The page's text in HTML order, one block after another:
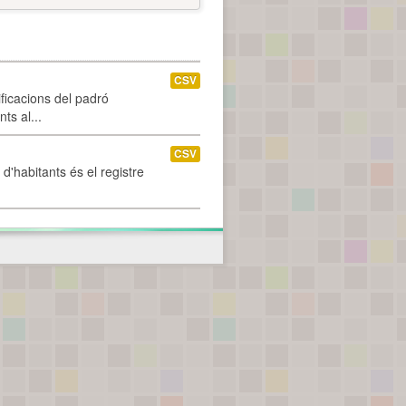
del padró
al...
CSV
és el registre
CSV